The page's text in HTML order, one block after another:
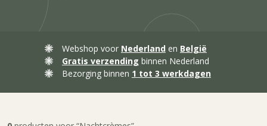
Webshop voor Nederland en België
Gratis verzending binnen Nederland
Bezorging binnen 1 tot 3 werkdagen